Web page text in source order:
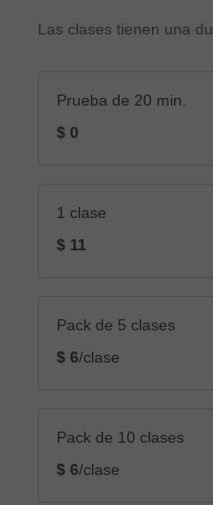
Las clases tienen una
Prueba de 20 min.
$ 0
1 clase
$ 11
Pack de 5 clases
$ 6/clase
Pack de 10 clases
$ 6/clase